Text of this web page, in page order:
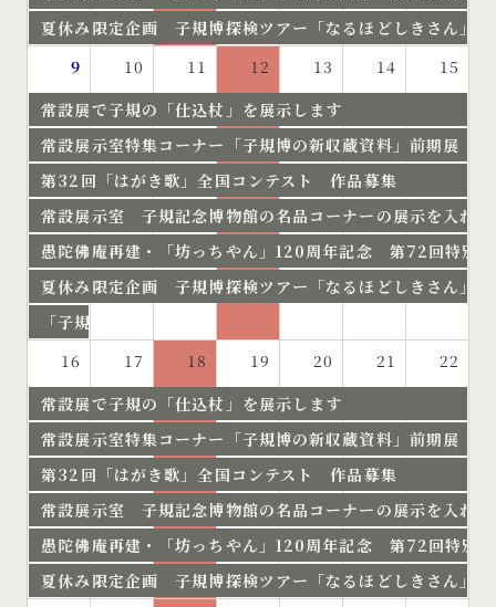
夏休み限定企画 子規博探検ツアー「なるほどしきさん」
9
10 11 12 13 14
15
常設展で子規の「仕込杖」を展示します
常設展示室特集コーナー「子規博の新収蔵資料」前期展
第32回「はがき歌」全国コンテスト 作品募集
常設展示室 子規記念博物館の名品コーナーの展示を入れ
愚陀佛庵再建・「坊っちやん」120周年記念 第72回特別
夏休み限定企画 子規博探検ツアー「なるほどしきさん」
「子規新聞づくり」応援教室 開催
16
17 18 19 20 21
22
常設展で子規の「仕込杖」を展示します
常設展示室特集コーナー「子規博の新収蔵資料」前期展
第32回「はがき歌」全国コンテスト 作品募集
常設展示室 子規記念博物館の名品コーナーの展示を入れ
愚陀佛庵再建・「坊っちやん」120周年記念 第72回特別
夏休み限定企画 子規博探検ツアー「なるほどしきさん」